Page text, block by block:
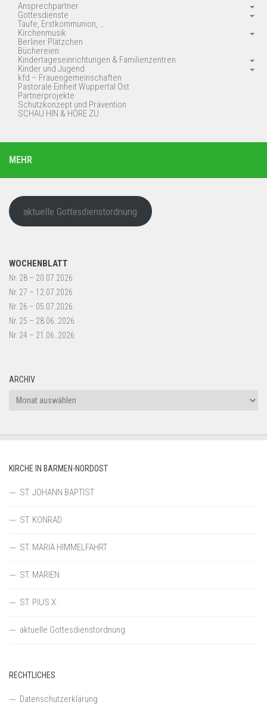
Ansprechpartner
Gottesdienste
Taufe, Erstkommunion, …
Kirchenmusik
Berliner Plätzchen
Büchereien
Kindertageseinrichtungen & Familienzentren
Kinder und Jugend
kfd – Frauengemeinschaften
Pastorale Einheit Wuppertal Ost
Partnerprojekte
Schutzkonzept und Prävention
SCHAU HIN & HÖRE ZU
MEHR
aktuelle Gottesdienstordnung
WOCHENBLATT
Nr. 28 – 20.07.2026
Nr. 27 – 12.07.2026
Nr. 26 – 05.07.2026
Nr. 25 – 28.06..2026
Nr. 24 – 21.06..2026
ARCHIV
Archiv
KIRCHE IN BARMEN-NORDOST
ST. JOHANN BAPTIST
ST. KONRAD
ST. MARIÄ HIMMELFAHRT
ST. MARIEN
ST. PIUS X.
aktuelle Gottesdienstordnung
RECHTLICHES
Datenschutzerklärung